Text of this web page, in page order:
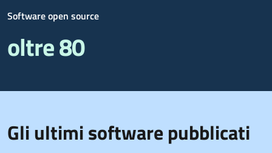
Software open source
oltre 80
Gli ultimi software pubblicati